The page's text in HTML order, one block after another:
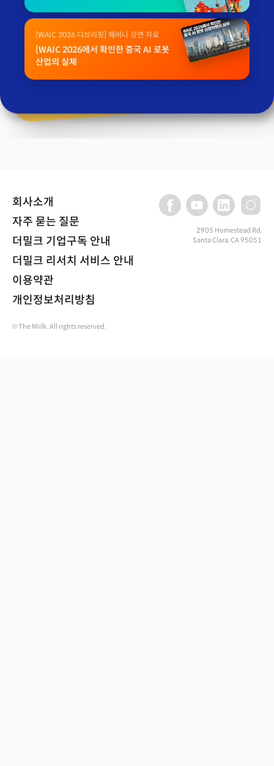
[WAIC 2026 디브리핑] 웨비나 강연 자료
[WAIC 2026에서 확인한 중국 AI 로봇
산업의 실체
회사소개
자주 묻는 질문
더밀크 기업구독 안내
더밀크 리서치 서비스 안내
이용약관
개인정보처리방침
2905 Homestead Rd,
Santa Clara, CA 95051
© The Miilk. All rights reserved.